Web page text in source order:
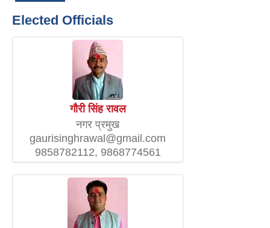
Elected Officials
गौरी सिंह रावल
नगर प्रमुख
gaurisinghrawal@gmail.com
9858782112, 9868774561